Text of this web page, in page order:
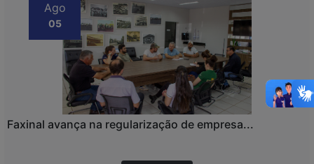
Ago
05
Faxinal avança na regularização de empresa...